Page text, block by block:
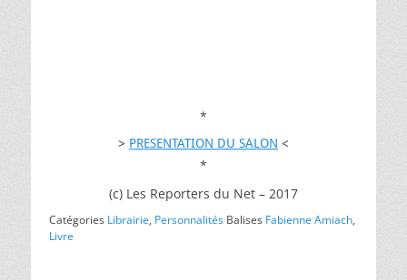
*
> PRESENTATION DU SALON <
*
(c) Les Reporters du Net – 2017
Catégories Librairie, Personnalités Balises Fabienne Amiach,
Livre